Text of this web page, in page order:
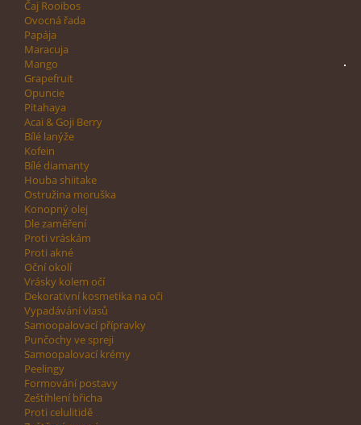
Čaj Rooibos
Ovocná řada
Papája
Maracuja
Mango
Grapefruit
Opuncie
Pitahaya
Acai & Goji Berry
Bílé lanýže
Kofein
Bílé diamanty
Houba shiitake
Ostružina moruška
Konopný olej
Dle zaměření
Proti vráskám
Proti akné
Oční okolí
Vrásky kolem očí
Dekorativní kosmetika na oči
Vypadávání vlasů
Samoopalovací přípravky
Punčochy ve spreji
Samoopalovací krémy
Peelingy
Formování postavy
Zeštíhlení břicha
Proti celulitidě